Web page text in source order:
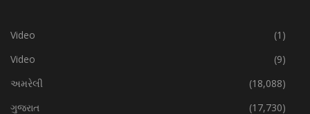
Video
(1)
Video
(9)
અમરેલી
(18,088)
ગુજરાત
(17,730)